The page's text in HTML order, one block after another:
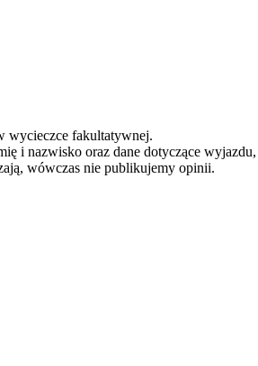
wycieczce fakultatywnej.
i nazwisko oraz dane dotyczące
wówczas nie publikujemy opinii.